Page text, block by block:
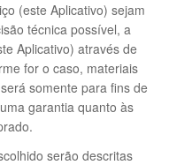
(este Aplicativo) sejam
técnica possível, a
Aplicativo) através de
for o caso, materiais
somente para fins de
garantia quanto às
serão descritas